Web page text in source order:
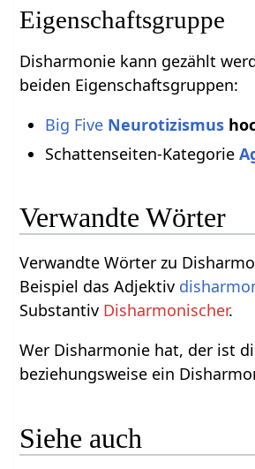
Eigenschaftsgruppe
Disharmonie kann gezählt
beiden Eigenschaftsgruppen:
Big Five Neurotizismus
Schattenseiten-Kategorie
Verwandte Wörter
Verwandte Wörter zu
Beispiel das Adjektiv
Substantiv Disharmonischer.
Wer Disharmonie hat, der ist
beziehungsweise ein
Siehe auch